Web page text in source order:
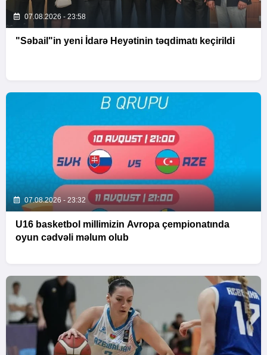
07.08.2026 - 23:58
"Səbail"in yeni İdarə Heyətinin təqdimatı keçirildi
07.08.2026 - 23:32
U16 basketbol millimizin Avropa çempionatında
oyun cədvəli məlum olub